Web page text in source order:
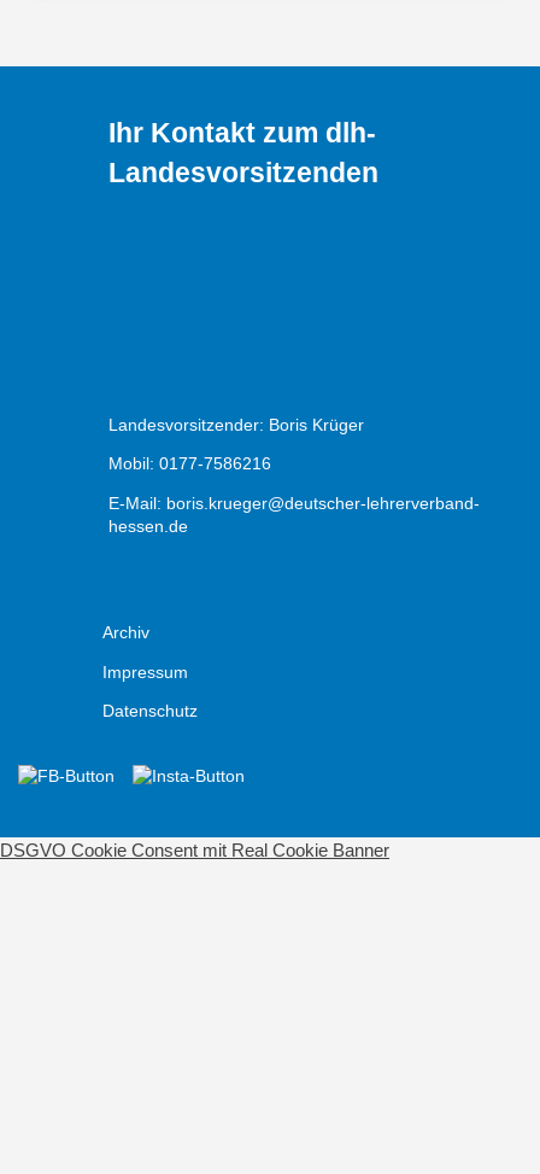
Ihr Kontakt zum dlh-
Landesvorsitzenden
Landesvorsitzender: Boris Krüger
Mobil: 0177-7586216
E-Mail: boris.krueger@deutscher-lehrerverband-
hessen.de
Archiv
Impressum
Datenschutz
DSGVO Cookie Consent mit Real Cookie Banner